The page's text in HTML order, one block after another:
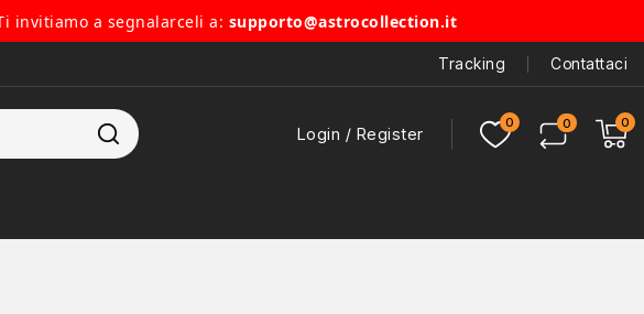
invitiamo a segnalarceli a: supporto@astrocollection.it
Tracking Contattaci
Login / Register